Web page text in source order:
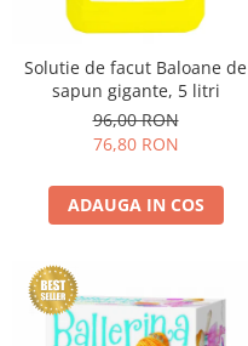
Solutie de facut Baloane de
sapun gigante, 5 litri
96,00 RON
76,80 RON
ADAUGA IN COS